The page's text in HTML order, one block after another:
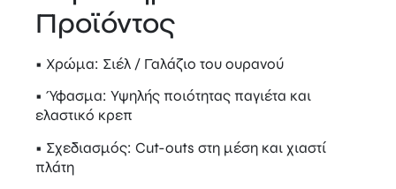
Προϊόντος
• Χρώμα: Σιέλ / Γαλάζιο του ουρανού
• Ύφασμα: Υψηλής ποιότητας παγιέτα και
ελαστικό κρεπ
• Σχεδιασμός: Cut-outs στη μέση και χιαστί
πλάτη